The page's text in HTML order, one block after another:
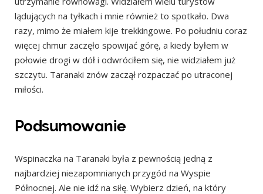
lądujących na tyłkach i mnie również to spotkało. Dwa
razy, mimo że miałem kije trekkingowe. Po południu coraz
więcej chmur zaczęło spowijać górę, a kiedy byłem w
połowie drogi w dół i odwróciłem się, nie widziałem już
szczytu. Taranaki znów zaczął rozpaczać po utraconej
miłości.
Podsumowanie
Wspinaczka na Taranaki była z pewnością jedną z
najbardziej niezapomnianych przygód na Wyspie
Północnej. Ale nie idź na siłę. Wybierz dzień, na który